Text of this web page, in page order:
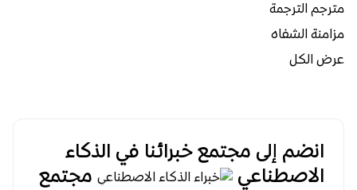
مترجم الترجمة
مزامنة الشفاه
عرض الكل
انضم إلى مجتمع خبرائنا في الذكاء
الاصطناعي
مجتمع